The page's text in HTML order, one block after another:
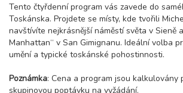
Tento čtyřdenní program vás zavede do
Toskánska. Projdete se místy, kde tvořili
navštívíte nejkrásnější náměstí světa v Sieně
Manhattan“ v San Gimignanu. Ideální volba
umění a typické toskánské pohostinnosti.
Poznámka: Cena a program jsou kalkulovány
skupinovou poptávku na vyžádání.